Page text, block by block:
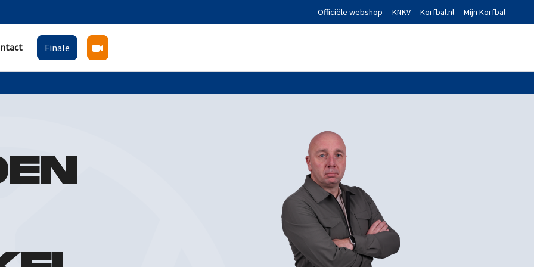
Officiële webshop KNKV Korfbal.nl Mijn Korfbal
Finale